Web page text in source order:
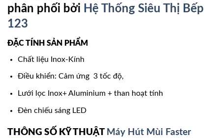
phân phối bởi Hệ Thống Siêu Thị Bếp
123
ĐẶC TÍNH SẢN PHẨM
Chất liệu Inox-Kính
Điều khiển: Cảm ứng 3 tốc độ,
Lưới lọc Inox+ Aluminium + than hoạt tính
Đèn chiếu sáng LED
THÔNG SỐ KỸ THUẬT Máy Hút Mùi Faster